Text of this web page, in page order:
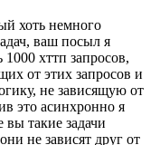
хоть немного
ваш посыл я
хттп запросов,
от этих запросов и
не зависящую от
это асинхронно я
вы такие задачи
не зависят друг от